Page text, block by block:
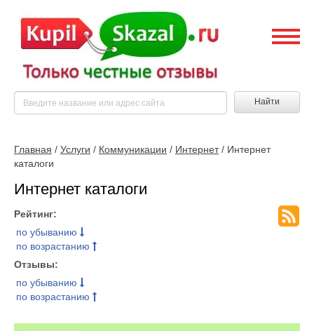
Найти
Главная / Услуги / Коммуникации / Интернет/ Интернет
каталоги
Интернет каталоги
Рейтинг:
по убыванию
по возрастанию
Отзывы:
по убыванию
по возрастанию